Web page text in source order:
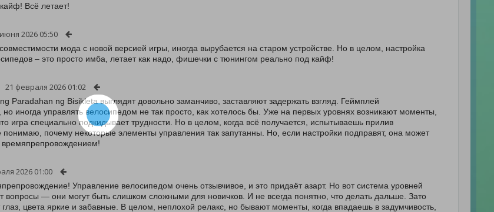
Всё летает!
2026 05:50
мода с новой версией игры, иногда вырубается на старом устройстве. Но в целом, настройка
– это просто имба, летает как надо, фишечки с тюнингом реально под кайф!
21 февраля 2026 01:02
Paradahan ng Bisikleta выглядят довольно заманчиво, заставляют задержать взгляд. Геймплей
иногда управлять велосипедом не так просто, как хотелось бы. Уже на первых уровнях возникают моменты,
игра специально подкидывает трудности. Но в целом, когда всё получается, испытываешь прилив
почему некоторые элементы управления так запутанны. Но, если настройки подправят, она может
времяпрепровождением!
2026 01:00
Управление велосипедом очень отзывчивое, и это придаёт азарт. Но вот система уровней
вопросы — они могут быть слишком сложными для новичков. И не всегда понятно, что делать дальше. Зато
глаз, цвета яркие и забавные. В целом, неплохой релакс, но бывают моменты, когда впадаешь в задумчивость,